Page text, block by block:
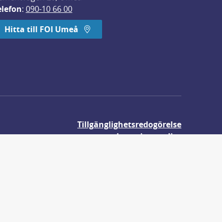
: 090-10 66 00
Hitta till FOI Umeå
Tillgänglighetsredogörelse
Integritetspolicy